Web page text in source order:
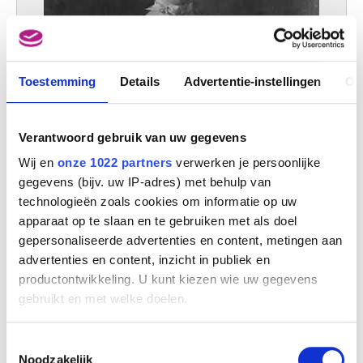
Toestemming Details Advertentie-instellingen
Verantwoord gebruik van uw gegevens
Wij en onze 1022 partners verwerken je persoonlijke
gegevens (bijv. uw IP-adres) met behulp van
technologieën zoals cookies om informatie op uw
apparaat op te slaan en te gebruiken met als doel
gepersonaliseerde advertenties en content, metingen aan
advertenties en content, inzicht in publiek en
productontwikkeling. U kunt kiezen wie uw gegevens
gebruikt en met welke doelen.
Informatie verzamelen over uw geografische
Noodzakelijk
Gent 1839 - Brussel 1919
van Bijlert Jan
van Bloemen Jan Frans
Antwerpen 1657 - Antwerpen 1720
Van Bommel Elias Pieter
Amsterdam (Nederland) 1819 - Wenen (Oostenrijk) 1890
van Borselen Jan Willem
Gouda (Nederland) 1825 - Den Haag (Nederland) 1892
van Borssom Anthonie
Amsterdam ca. 1630 - 1677
van Breda Jan
Van Brée Mathieu
Antwerpen 1773 - 1839
Portret van Mevrouw Wynand-Janssens
Guillaume Van Strydonck